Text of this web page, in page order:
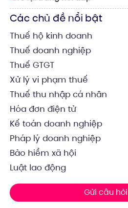
Các chủ đề nổi bật
Thuế hộ kinh doanh
Thuế doanh nghiệp
Thuế GTGT
Xử lý vi phạm thuế
Thuế thu nhập cá nhân
Hóa đơn điện tử
Kế toán doanh nghiệp
Pháp lý doanh nghiệp
Bảo hiểm xã hội
Luật lao động
Gửi câu hỏi